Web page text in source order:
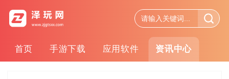
首页 手游下载 应用软件 资讯中心